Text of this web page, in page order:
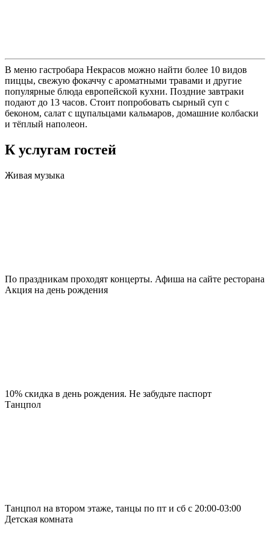
В меню гастробара Некрасов можно найти более 10 видов
пиццы, свежую фокаччу с ароматными травами и другие
популярные блюда европейской кухни. Поздние завтраки
подают до 13 часов. Стоит попробовать сырный суп с
беконом, салат с щупальцами кальмаров, домашние колбаски
и тёплый наполеон.
К услугам гостей
Живая музыка
По праздникам проходят концерты. Афиша на сайте ресторана
Акция на день рождения
10% скидка в день рождения. Не забудьте паспорт
Танцпол
Танцпол на втором этаже, танцы по пт и сб с 20:00-03:00
Детская комната